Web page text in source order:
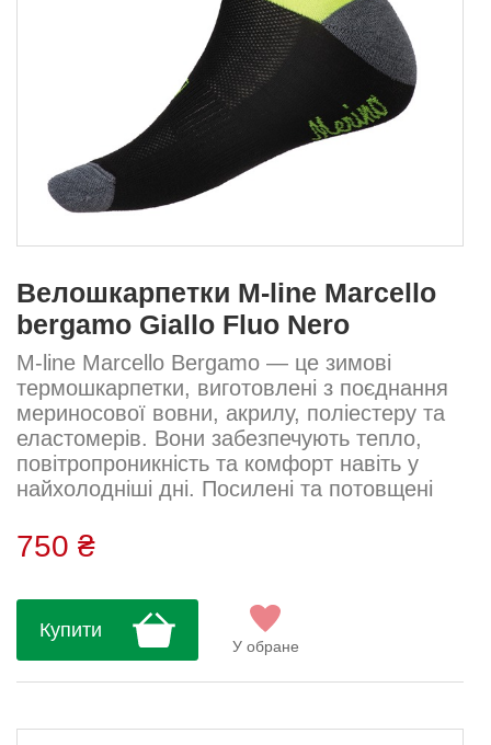
Велошкарпетки M-line Marcello
bergamo Giallo Fluo Nero
M-line Marcello Bergamo — це зимові
термошкарпетки, виготовлені з поєднання
мериносової вовни, акрилу, поліестеру та
еластомерів. Вони забезпечують тепло,
повітропроникність та комфорт навіть у
найхолодніші дні. Посилені та потовщені
шкарпеток. Завдяки щільній посадці та
висоті 17 см, шкарпетки надійно
Merino Склад: 22% поліестер, 28% акрил,
28% шерсть, 3% еластомер, 19%
поліамідДогляд: Ручне або машинне
прання (д...
750 ₴
Купити
У обране